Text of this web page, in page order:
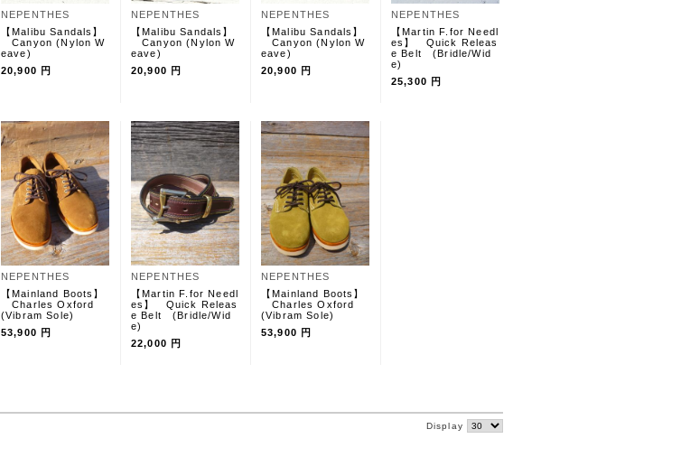
NEPENTHES
【Malibu Sandals】
Canyon (Nylon W
eave)
20,900 円
NEPENTHES
【Malibu Sandals】
Canyon (Nylon W
eave)
20,900 円
NEPENTHES
【Malibu Sandals】
Canyon (Nylon W
eave)
20,900 円
NEPENTHES
【Martin F.for Needl
es】 Quick Releas
e Belt (Bridle/Wid
e)
25,300 円
NEPENTHES
【Mainland Boots】
Charles Oxford
(Vibram Sole)
53,900 円
NEPENTHES
【Martin F.for Needl
es】 Quick Releas
e Belt (Bridle/Wid
e)
22,000 円
NEPENTHES
【Mainland Boots】
Charles Oxford
(Vibram Sole)
53,900 円
Display